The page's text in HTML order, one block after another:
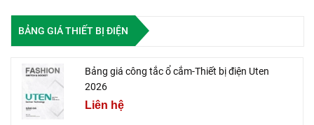
BẢNG GIÁ THIẾT BỊ ĐIỆN
Bảng giá công tắc ổ cắm-Thiết bị điện Uten
2026
Liên hệ